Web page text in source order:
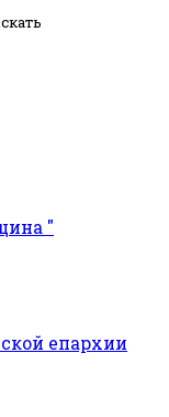
"
епархии